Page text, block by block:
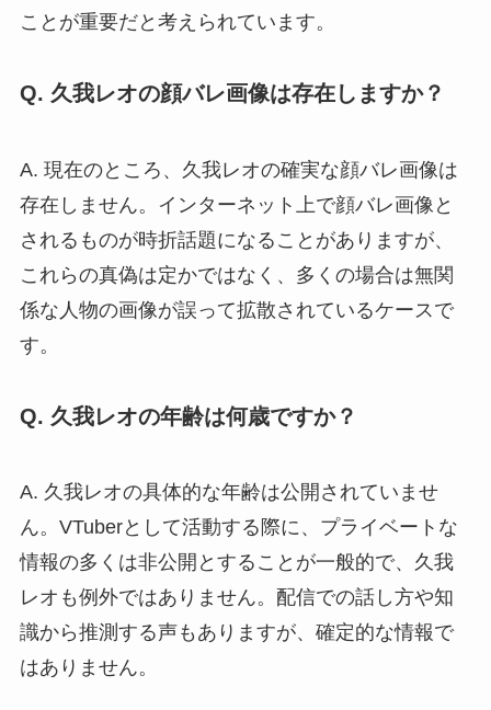
ことが重要だと考えられています。
Q. 久我レオの顔バレ画像は存在しますか？
A. 現在のところ、久我レオの確実な顔バレ画像は
存在しません。インターネット上で顔バレ画像と
されるものが時折話題になることがありますが、
これらの真偽は定かではなく、多くの場合は無関
係な人物の画像が誤って拡散されているケースで
す。
Q. 久我レオの年齢は何歳ですか？
A. 久我レオの具体的な年齢は公開されていませ
ん。VTuberとして活動する際に、プライベートな
情報の多くは非公開とすることが一般的で、久我
レオも例外ではありません。配信での話し方や知
識から推測する声もありますが、確定的な情報で
はありません。